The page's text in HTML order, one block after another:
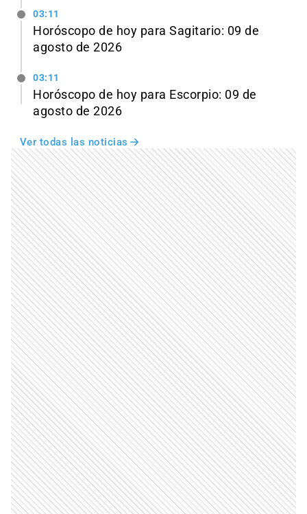
03:11
Horóscopo de hoy para Sagitario: 09 de
agosto de 2026
03:11
Horóscopo de hoy para Escorpio: 09 de
agosto de 2026
Ver todas las noticias